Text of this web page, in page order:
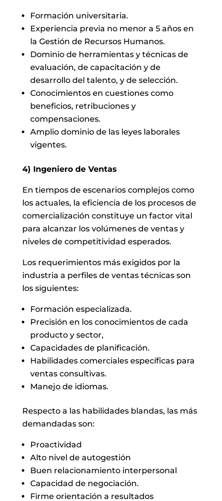
Formación universitaria.
Experiencia previa no menor a 5 años en
la Gestión de Recursos Humanos.
Dominio de herramientas y técnicas de
evaluación, de capacitación y de
desarrollo del talento, y de selección.
Conocimientos en cuestiones como
beneficios, retribuciones y
compensaciones.
Amplio dominio de las leyes laborales
vigentes.
4) Ingeniero de Ventas
En tiempos de escenarios complejos como
los actuales, la eficiencia de los procesos de
comercialización constituye un factor vital
para alcanzar los volúmenes de ventas y
niveles de competitividad esperados.
Los requerimientos más exigidos por la
industria a perfiles de ventas técnicas son
los siguientes:
Formación especializada.
Precisión en los conocimientos de cada
producto y sector,
Capacidades de planificación.
Habilidades comerciales específicas para
ventas consultivas.
Manejo de idiomas.
Respecto a las habilidades blandas, las más
demandadas son:
Proactividad
Alto nivel de autogestión
Buen relacionamiento interpersonal
Capacidad de negociación.
Firme orientación a resultados